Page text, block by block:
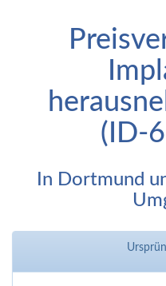
(ID-
In Dortmund